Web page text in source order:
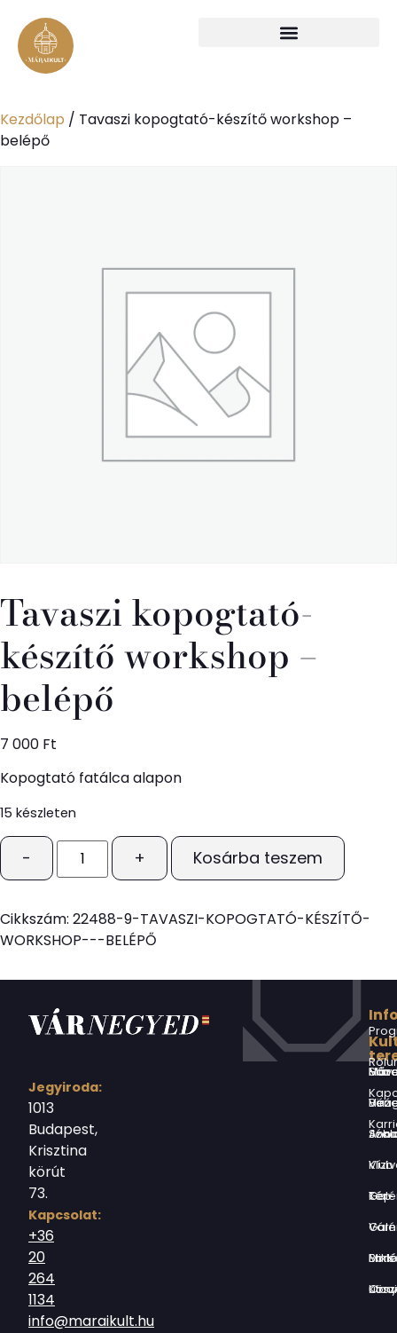
Kezdőlap / Tavaszi kopogtató-készítő workshop –
belépő
Tavaszi kopogtató-
készítő workshop –
belépő
7 000 Ft
Kopogtató fatálca alapon
15 készleten
- + Kosárba teszem
Cikkszám: 22488-9-TAVASZI-KOPOGTATÓ-KÉSZÍTŐ-
WORKSHOP---BELÉPŐ
Jegyiroda:
1013
Budapest,
Krisztina
körút
73.
Kapcsolat:
+36
20
264
1134
info@maraikult.hu
Márai Sándor Művelődési Ház
Virág Benedek Ház
Jókai Anna
Vízivárosi Klub
Tér-Kép
Várnegyed
Borsos
Országház